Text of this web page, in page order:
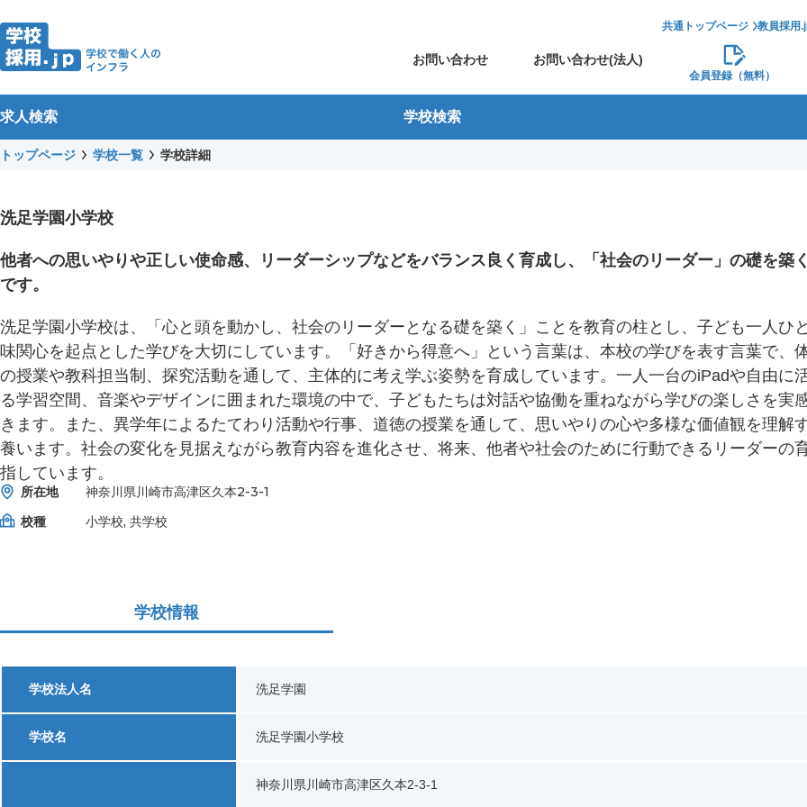
共通トップページ 教員採用
お問い合わせ お問い合わせ(法人)
会員登録（無料）
求人検索 学校検索
トップページ 学校一覧 学校詳細
洗足学園小学校
他者への思いやりや正しい使命感、リーダーシップなどをバランス良く育成し、「社会のリーダー」の礎を築
です。
洗足学園小学校は、「心と頭を動かし、社会のリーダーとなる礎を築く」ことを教育の柱とし、子ども一人ひ
味関心を起点とした学びを大切にしています。「好きから得意へ」という言葉は、本校の学びを表す言葉で、
の授業や教科担当制、探究活動を通して、主体的に考え学ぶ姿勢を育成しています。一人一台のiPadや自由に
る学習空間、音楽やデザインに囲まれた環境の中で、子どもたちは対話や協働を重ねながら学びの楽しさを実
きます。また、異学年によるたてわり活動や行事、道徳の授業を通して、思いやりの心や多様な価値観を理解
養います。社会の変化を見据えながら教育内容を進化させ、将来、他者や社会のために行動できるリーダーの
指しています。
所在地
神奈川県川崎市高津区久本2-3-1
校種
小学校, 共学校
学校情報
学校法人名 洗足学園
学校名 洗足学園小学校
神奈川県川崎市高津区久本2-3-1